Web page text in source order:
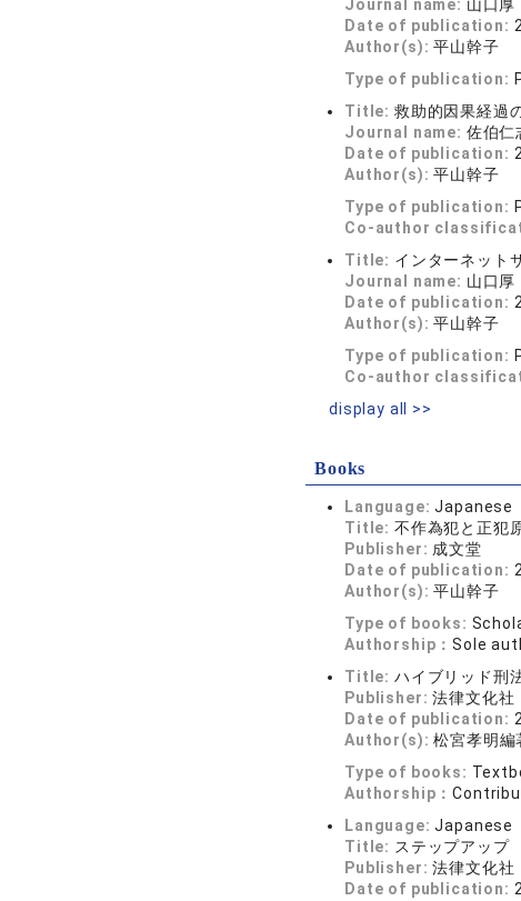
Journal name: 山口
Date of publication:
Author(s):平山幹子
Type of publication:
Title: 救助的因果経過
Journal name: 佐伯
Date of publication:
Author(s):平山幹子
Type of publication:
Co-author
Title: インターネット
Journal name: 山口
Date of publication:
Author(s):平山幹子
Type of publication:
Co-author
display all >>
Books
Language:Japanese
Title: 不作為犯と正犯
Publisher: 成文堂
Date of publication:
Author(s):平山幹子
Type of books:
Authorship：Sole
Title: ハイブリッド刑
Publisher:法律文化社
Date of publication:
Author(s):松宮孝明編
Type of books:
Authorship：
Language:Japanese
Title: ステップアッ
Publisher:法律文化社
Date of publication: